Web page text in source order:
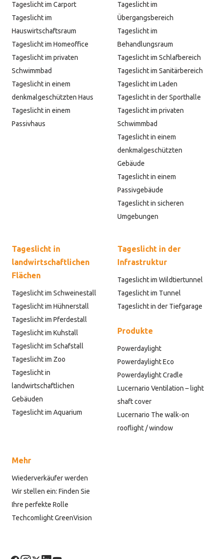
Tageslicht im Carport
Tageslicht im
Hauswirtschaftsraum
Tageslicht im Homeoffice
Tageslicht im privaten
Schwimmbad
Tageslicht in einem
denkmalgeschützten Haus
Tageslicht in einem
Passivhaus
Tageslicht im
Übergangsbereich
Tageslicht im
Behandlungsraum
Tageslicht im Schlafbereich
Tageslicht im Sanitärbereich
Tageslicht im Laden
Tageslicht in der Sporthalle
Tageslicht im privaten
Schwimmbad
Tageslicht in einem
denkmalgeschützten
Gebäude
Tageslicht in einem
Passivgebäude
Tageslicht in sicheren
Umgebungen
Tageslicht in
landwirtschaftlichen
Flächen
Tageslicht im Schweinestall
Tageslicht im Hühnerstall
Tageslicht im Pferdestall
Tageslicht im Kuhstall
Tageslicht im Schafstall
Tageslicht im Zoo
Tageslicht in
landwirtschaftlichen
Gebäuden
Tageslicht im Aquarium
Tageslicht in der
Infrastruktur
Tageslicht im Wildtiertunnel
Tageslicht im Tunnel
Tageslicht in der Tiefgarage
Produkte
Powerdaylight
Powerdaylight Eco
Powerdaylight Cradle
Lucernario Ventilation – light
shaft cover
Lucernario The walk-on
rooflight / window
Mehr
Wiederverkäufer werden
Wir stellen ein: Finden Sie
Ihre perfekte Rolle
Techcomlight GreenVision